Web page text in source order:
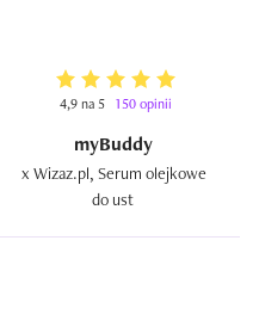
4,9 na 5 150 opinii
myBuddy
x Wizaz.pl, Serum olejkowe